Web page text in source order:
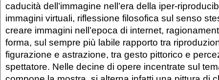
caducità dell’immagine nell’era della iper-
immagini virtuali, riflessione filosofica sul senso
creare immagini nell’epoca di internet,
forma, sul sempre più labile rapporto tra
figurazione e astrazione, tra gesto pittorico e
spettatore. Nelle decine di opere incentrate sul